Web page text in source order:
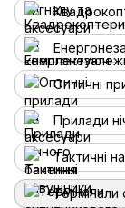
Оптичні
Прилади
Тактичні
Термінали